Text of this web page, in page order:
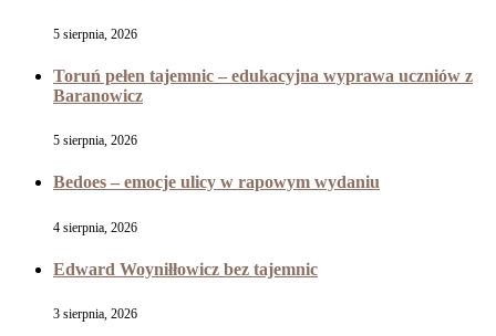
5 sierpnia, 2026
Toruń pełen tajemnic – edukacyjna wyprawa uczniów z
Baranowicz
5 sierpnia, 2026
Bedoes – emocje ulicy w rapowym wydaniu
4 sierpnia, 2026
Edward Woyniłłowicz bez tajemnic
3 sierpnia, 2026